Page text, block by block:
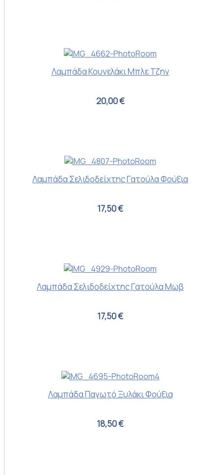
Λαμπάδα Κουνελάκι Μπλε Τζην
20,00 €
Λαμπάδα Σελιδοδείχτης Γατούλα Φούξια
17,50 €
Λαμπάδα Σελιδοδείχτης Γατούλα Μωβ
17,50 €
Λαμπάδα Παγωτό Ξυλάκι Φούξια
18,50 €